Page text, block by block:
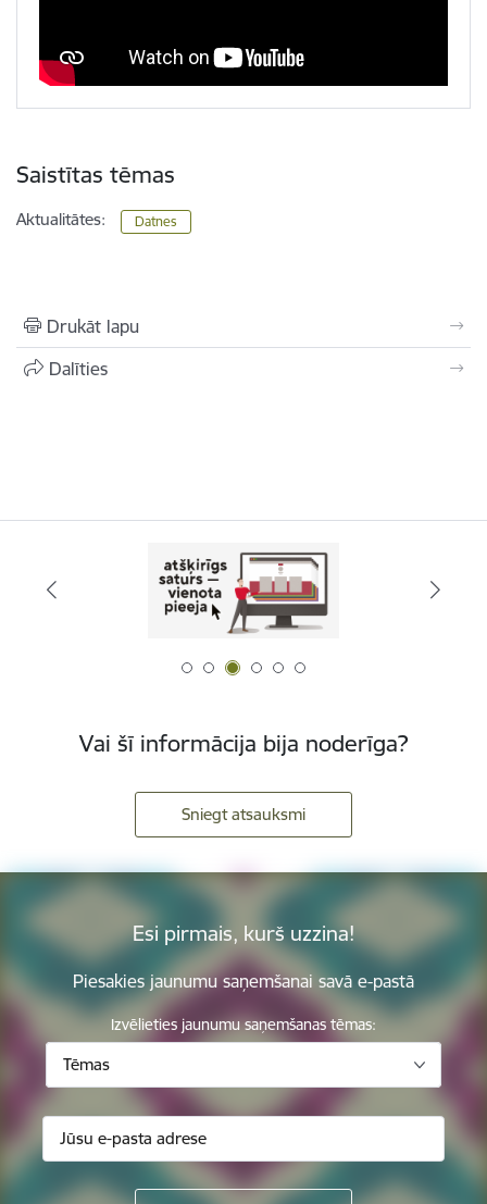
Saistītas tēmas
Aktualitātes: Datnes
Drukāt lapu
Dalīties
Vai šī informācija bija noderīga?
Sniegt atsauksmi
Esi pirmais, kurš uzzina!
Piesakies jaunumu saņemšanai savā e-pastā
Izvēlieties jaunumu saņemšanas tēmas:
Tēmas